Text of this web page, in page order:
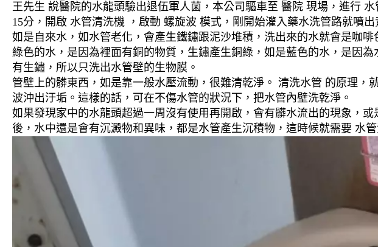
王先生 說醫院的水龍頭驗出退伍軍人菌，本公司驅車至 醫院 現場，進行
15分，開啟 水管清洗機 ，啟動 螺旋波 模式，剛開始灌入藥水洗管路就噴
如是自來水，如水管老化，會產生鐵鏽跟泥沙堆積，洗出來的水就會是咖
綠色的水，是因為裡面有銅的物質，生鏽產生銅綠，如是藍色的水，是因
有生鏽，所以只洗出水管壁的生物膜。
管壁上的髒東西，如是靠一般水壓流動，很難清乾淨。 清洗水管 的原理
波沖出汙垢。這樣的話，可在不傷水管的狀況下，把水管內壁洗乾淨。
如果發現家中的水龍頭超過一周沒有使用再開啟，會有髒水流出的現象，
後，水中還是會有沉澱物和異味，都是水管產生沉積物，這時候就需要 水